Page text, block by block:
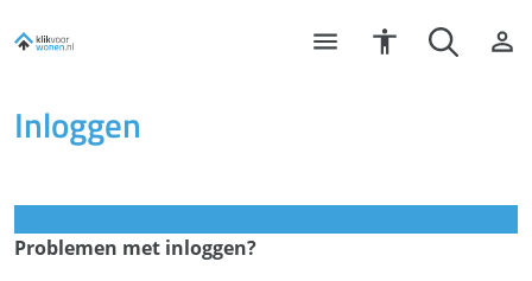
Inloggen
Problemen met inloggen?